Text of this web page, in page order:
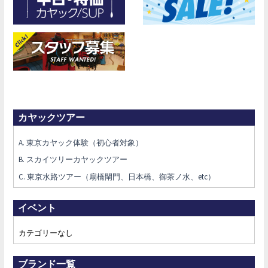
カヤックツアー
A. 東京カヤック体験（初心者対象）
B. スカイツリーカヤックツアー
C. 東京水路ツアー（扇橋閘門、日本橋、御茶ノ水、etc）
イベント
カテゴリーなし
ブランド一覧